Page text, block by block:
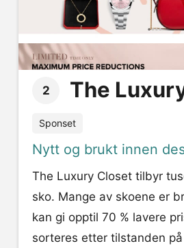
2 The
Sponset
Nytt og brukt innen
The Luxury Closet tilbyr
sko. Mange av skoene er
kan gi opptil 70 % lavere
sorteres etter tilstanden